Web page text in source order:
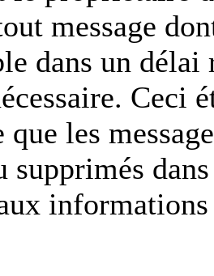
message
dans un
Ceci
que les
supprimés